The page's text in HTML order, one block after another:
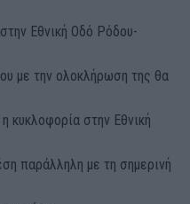
Εθνική Οδό Ρόδου-
με την ολοκλήρωση της θα
κυκλοφορία στην Εθνική
παράλληλη με τη σημερινή